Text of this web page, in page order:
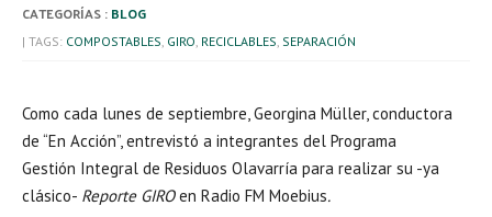
CATEGORÍAS :BLOG
| TAGS: COMPOSTABLES, GIRO, RECICLABLES, SEPARACIÓN
Como cada lunes de septiembre, Georgina Müller, conductora
de “En Acción”, entrevistó a integrantes del Programa
Gestión Integral de Residuos Olavarría para realizar su -ya
clásico- Reporte GIROen Radio FM Moebius.